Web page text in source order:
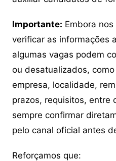
Importante: Embora
verificar as informações
algumas vagas podem
ou desatualizados,
empresa, localidade,
prazos, requisitos, entre
sempre confirmar
pelo canal oficial antes
Reforçamos que: